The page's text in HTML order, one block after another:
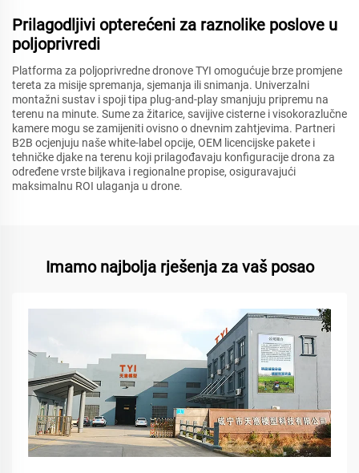
Prilagodljivi opterećeni za raznolike poslove u
poljoprivredi
Platforma za poljoprivredne dronove TYI omogućuje brze promjene
tereta za misije spremanja, sjemanja ili snimanja. Univerzalni
montažni sustav i spoji tipa plug-and-play smanjuju pripremu na
terenu na minute. Sume za žitarice, savijive cisterne i visokorazlučne
kamere mogu se zamijeniti ovisno o dnevnim zahtjevima. Partneri
B2B ocjenjuju naše white-label opcije, OEM licencijske pakete i
tehničke djake na terenu koji prilagođavaju konfiguracije drona za
određene vrste biljkava i regionalne propise, osiguravajući
maksimalnu ROI ulaganja u drone.
Imamo najbolja rješenja za vaš posao